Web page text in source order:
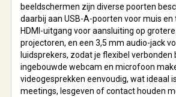
beeldschermen zijn diverse poorten
daarbij aan USB-A-poorten voor muis
HDMI-uitgang voor aansluiting op
projectoren, en een 3,5 mm audio-jack
luidsprekers, zodat je flexibel verbonden
ingebouwde webcam en microfoon
videogesprekken eenvoudig, wat ideaal
meetings, lesgeven of contact houden